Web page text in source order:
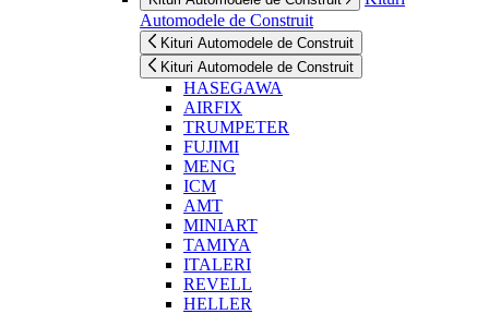
Automodele de Construit
Kituri Automodele de Construit
Kituri Automodele de Construit
HASEGAWA
AIRFIX
TRUMPETER
FUJIMI
MENG
ICM
AMT
MINIART
TAMIYA
ITALERI
REVELL
HELLER